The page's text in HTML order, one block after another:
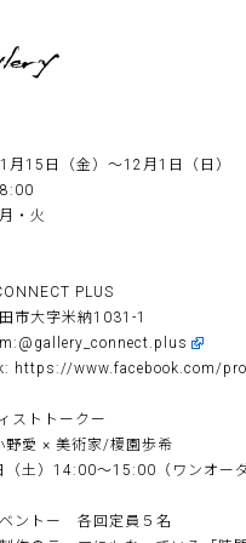
愛（Ono Megumi）
月15日（金）〜12月1日（日）
・火
PLUS
市大字米納1031-1
@gallery_connect.plus
https://www.facebook.com/
ストトークー
野愛 × 美術家/榎園歩希
土）14:00〜15:00（ワンオーダ
ントー 各回定員５名